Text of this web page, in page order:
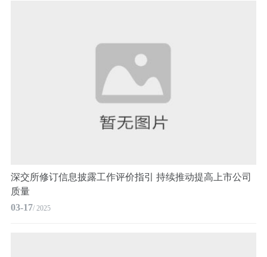
深交所修订信息披露工作评价指引 持续推动提高上市公司
质量
03-17/ 2025